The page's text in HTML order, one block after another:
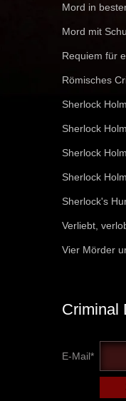
Mord in
Mord mit
Requiem für
Römisches
Sherlock
Sherlock
Sherlock
Sherlock
Sherlock's
Verliebt,
Vier Mörder
Criminal
E-Mail*